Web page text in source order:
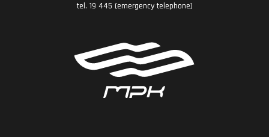
tel. 19 445 (emergency telephone)